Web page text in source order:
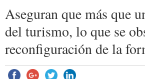
Aseguran que más que
del turismo, lo que se
reconfiguración de la